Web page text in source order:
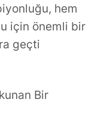
hem
için önemli bir
geçti
Bir